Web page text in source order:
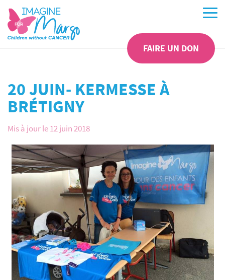
FAIRE UN DON
20 JUIN- KERMESSE À
BRÉTIGNY
Mis à jour le 12 juin 2018